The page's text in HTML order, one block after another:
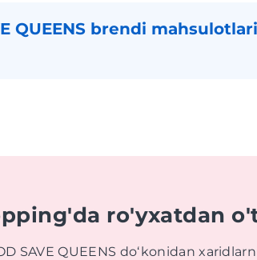
QUEENS brendi
ro'yxatdan
SAVE QUEENS doʻkonidan